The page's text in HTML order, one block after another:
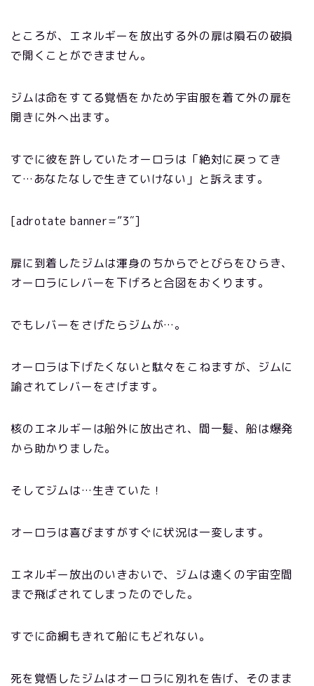
ところが、エネルギーを放出する外の扉は隕石の破損
で開くことができません。
ジムは命をすてる覚悟をかため宇宙服を着て外の扉を
開きに外へ出ます。
すでに彼を許していたオーロラは「絶対に戻ってき
て…あなたなしで生きていけない」と訴えます。
[adrotate banner=”3″]
扉に到着したジムは渾身のちからでとびらをひらき、
オーロラにレバーを下げろと合図をおくります。
でもレバーをさげたらジムが…。
オーロラは下げたくないと駄々をこねますが、ジムに
諭されてレバーをさげます。
核のエネルギーは船外に放出され、間一髪、船は爆発
から助かりました。
そしてジムは…生きていた！
オーロラは喜びますがすぐに状況は一変します。
エネルギー放出のいきおいで、ジムは遠くの宇宙空間
まで飛ばされてしまったのでした。
すでに命綱もきれて船にもどれない。
死を覚悟したジムはオーロラに別れを告げ、そのまま